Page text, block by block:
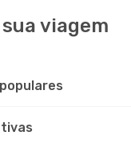
viagem